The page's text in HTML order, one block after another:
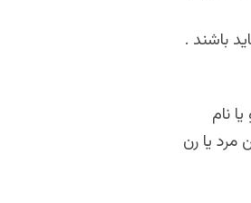
باشند .
نام
یا رن